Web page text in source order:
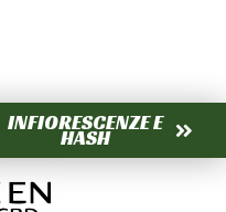
INFIORESCENZE E
HASH